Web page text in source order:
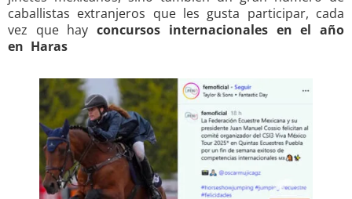
caballistas extranjeros que les gusta participar, cada
vez que hayconcursos internacionales en el año
en Haras